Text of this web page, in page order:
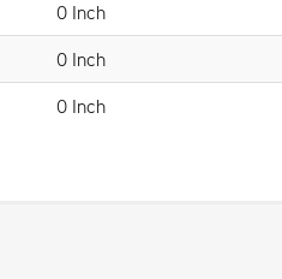
0 Inch
0 Inch
0 Inch